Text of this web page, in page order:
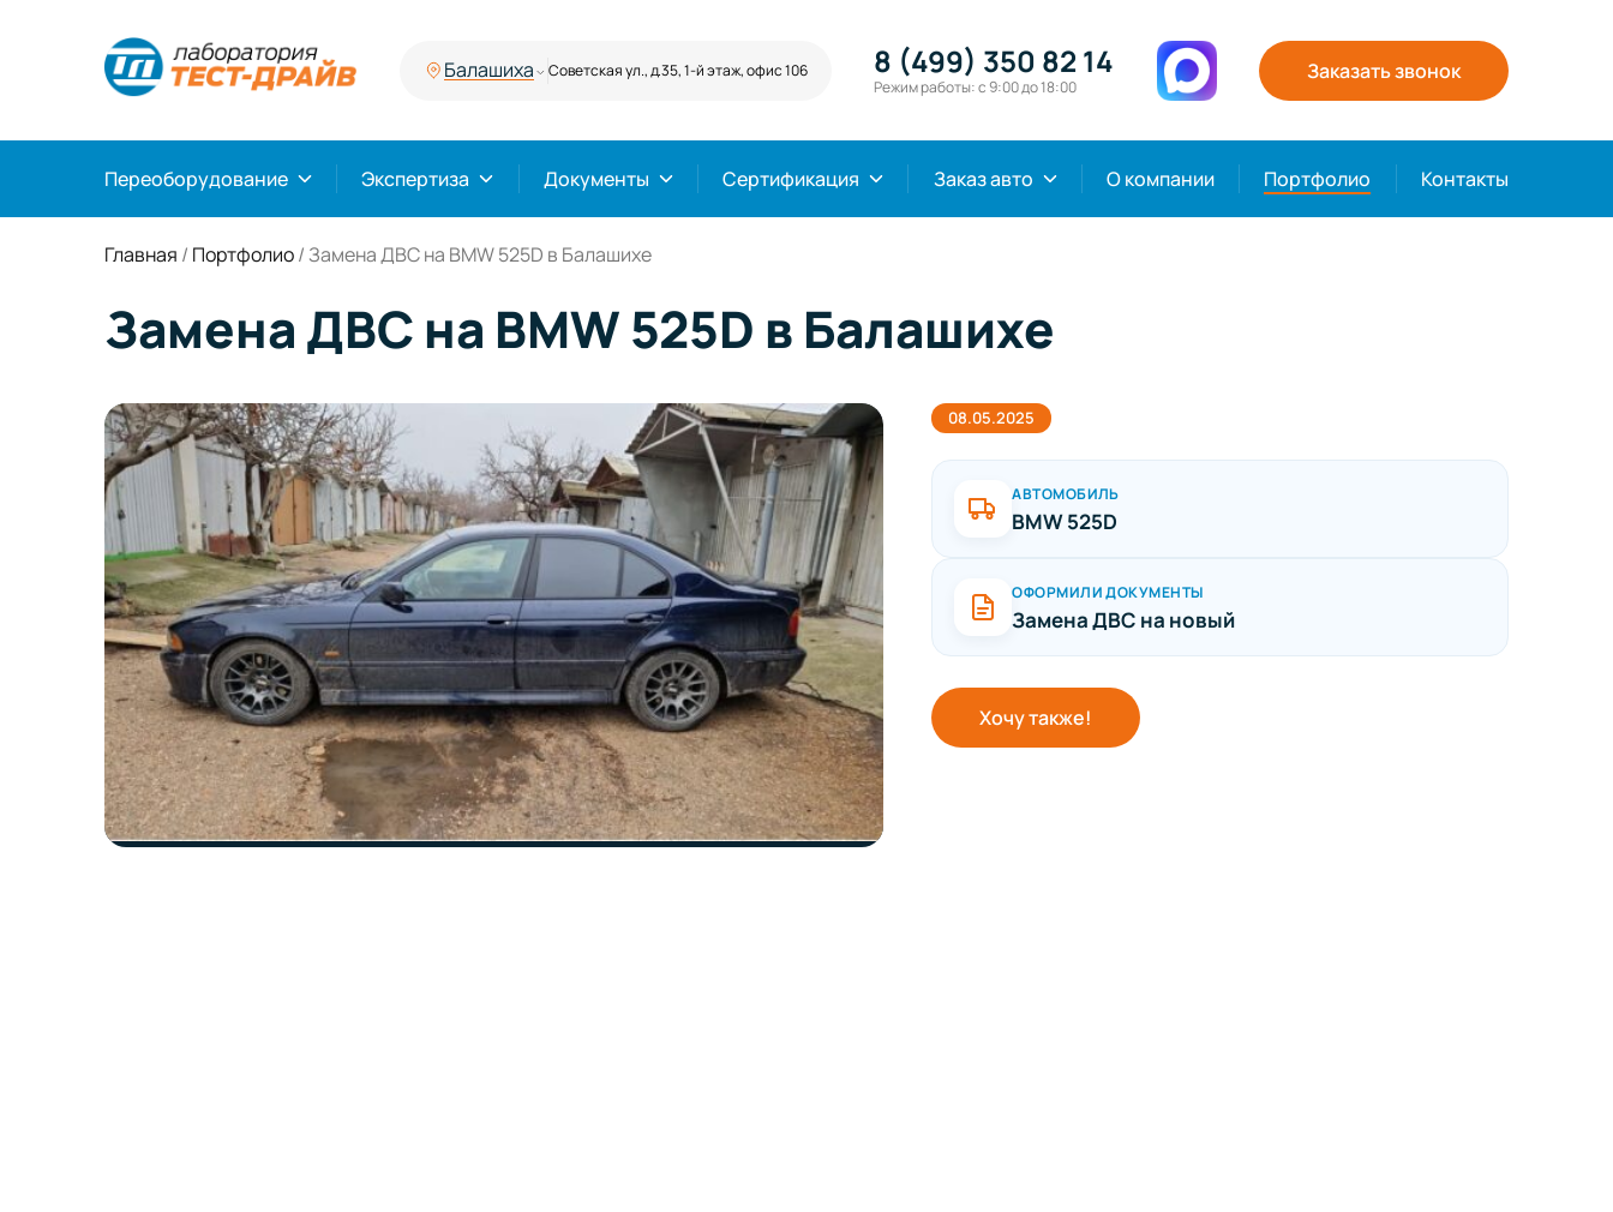
Балашиха Советская ул., д.35, 1-й этаж, офис 106 8 (499) 350 82 14
Режим работы: с 9:00 до 18:00
Заказать звонок
Переоборудование Экспертиза Документы Сертификация Заказ авто О компании Портфолио Контакты
Главная / Портфолио/ Замена ДВС на BMW 525D в Балашихе
Замена ДВС на BMW 525D в Балашихе
08.05.2025
АВТОМОБИЛЬ
BMW 525D
ОФОРМИЛИ ДОКУМЕНТЫ
Замена ДВС на новый
Хочу также!